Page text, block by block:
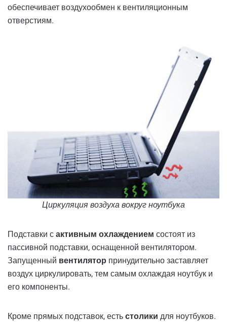
обеспечивает воздухообмен к вентиляционным
отверстиям.
Циркуляция воздуха вокруг ноутбука
Подставки с активным охлаждением состоят из
пассивной подставки, оснащенной вентилятором.
Запущенный вентилятор принудительно заставляет
воздух циркулировать, тем самым охлаждая ноутбук и
его компоненты.
Кроме прямых подставок, есть столики для ноутбуков.